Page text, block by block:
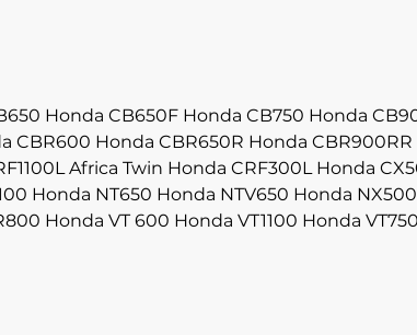
Honda CB650F Honda CB750 Honda
CBR600 Honda CBR650R Honda CBR900RR
Africa Twin Honda CRF300L Honda
Honda NT650 Honda NTV650 Honda NX500
Honda VT 600 Honda VT1100 Honda VT750